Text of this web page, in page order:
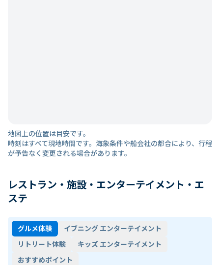
地図上の位置は目安です。
時刻はすべて現地時間です。海象条件や船会社の都合により、行程
が予告なく変更される場合があります。
レストラン・施設・エンターテイメント・エ
ステ
グルメ体験
イブニング エンターテイメント
リトリート体験
キッズ エンターテイメント
おすすめポイント